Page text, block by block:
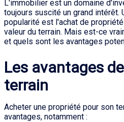
L'immobilier est un domaine
toujours suscité un grand intérêt.
popularité est l'achat de
valeur du terrain. Mais est-ce
et quels sont les avantages
Les avantages
terrain
Acheter une propriété pour son
avantages, notamment :